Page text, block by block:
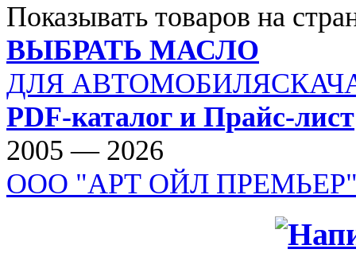
Показывать товаров на
ВЫБРАТЬ МАСЛО
ДЛЯ АВТОМОБИЛЯ
PDF-каталог и Прайс-лист
2005 — 2026
ООО "АРТ ОЙЛ